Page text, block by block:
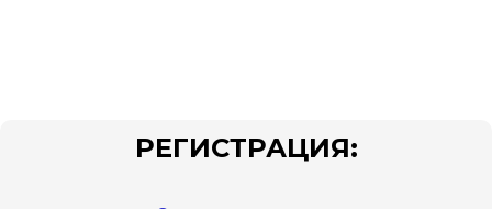
РЕГИСТРАЦИЯ: